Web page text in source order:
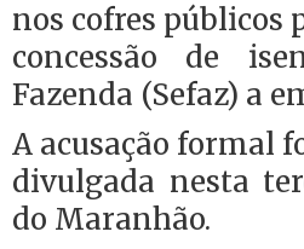
nos cofres públicos
concessão de
Fazenda (Sefaz) a
A acusação formal
divulgada nesta
do Maranhão.